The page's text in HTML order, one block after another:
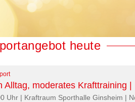
heute
Alltag, moderates Krafttraining |
Uhr | Kraftraum Sporthalle Ginsheim |